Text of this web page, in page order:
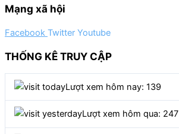
Mạng xã hội
Facebook Twitter Youtube
THỐNG KÊ TRUY CẬP
Lượt xem hôm nay: 139
Lượt xem hôm qua: 247